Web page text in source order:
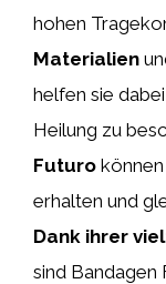
hohen
Materialien
helfen sie
Heilung zu
Futuro
erhalten und
Dank ihrer
sind Bandagen